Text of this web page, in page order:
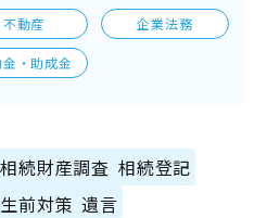
不動産 企業法務
・助成金
相続財産調査 相続登記
生前対策 遺言